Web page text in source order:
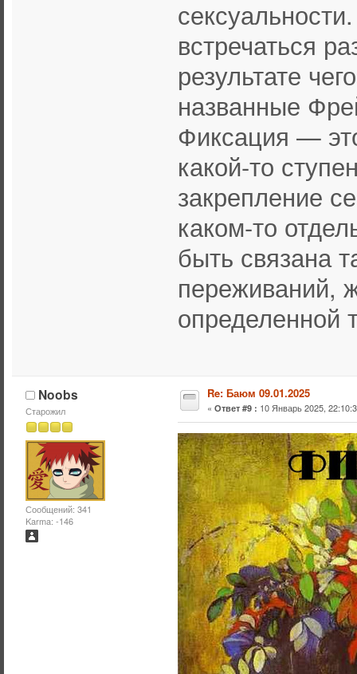
встречаться
результате
названные
Фиксация —
какой-то
закрепление
каком-то
быть связана
переживаний,
определенной
Noobs
Старожил
Сообщений: 341
Karma: -146
Re: Баюм 09.01.2025
« Ответ #9 : 10 Январь 2025,